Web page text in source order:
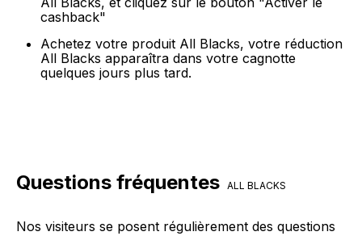
cashback"
Achetez votre produit All Blacks, votre réduction
All Blacks apparaîtra dans votre cagnotte
quelques jours plus tard.
Questions fréquentes ALL BLACKS
Nos visiteurs se posent régulièrement des questions